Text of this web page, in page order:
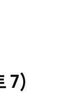
7)